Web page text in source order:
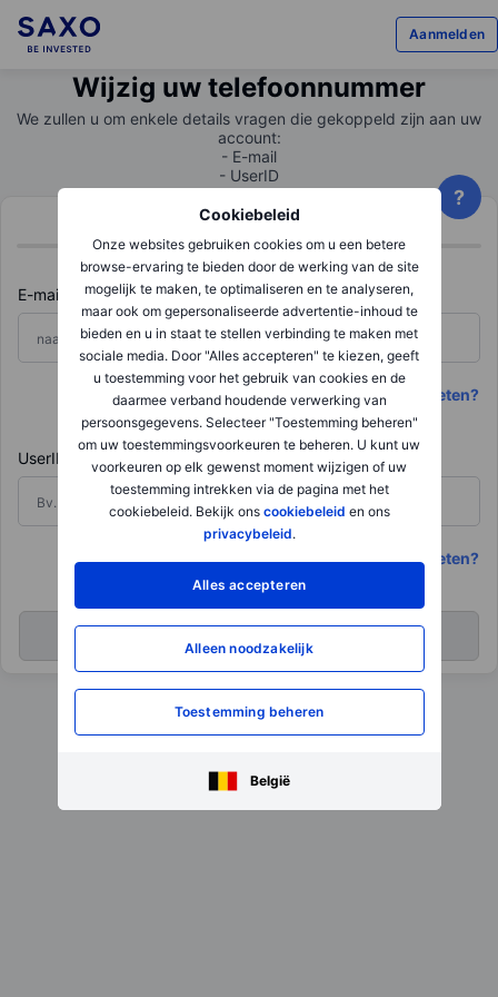
Aanmelden
Cookiebeleid
Onze websites gebruiken cookies om u een betere
browse-ervaring te bieden door de werking van de site
mogelijk te maken, te optimaliseren en te analyseren,
maar ook om gepersonaliseerde advertentie-inhoud te
bieden en u in staat te stellen verbinding te maken met
sociale media. Door "Alles accepteren" te kiezen, geeft
u toestemming voor het gebruik van cookies en de
daarmee verband houdende verwerking van
persoonsgegevens. Selecteer "Toestemming beheren"
om uw toestemmingsvoorkeuren te beheren. U kunt uw
voorkeuren op elk gewenst moment wijzigen of uw
toestemming intrekken via de pagina met het
cookiebeleid. Bekijk ons cookiebeleid en ons
privacybeleid.
Alles accepteren
Alleen noodzakelijk
Toestemming beheren
België
Wijzig uw telefoonnummer
We zullen u om enkele details vragen die gekoppeld zijn aan uw
account:
- E-mail
- UserID
?
E-mail
Bent u uw e-mailadres vergeten?
UserID
Bent u uw UserID vergeten?